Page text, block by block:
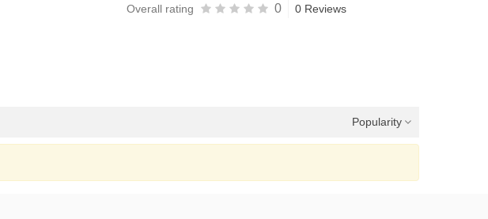
Overall rating 0 0 Reviews
Popularity